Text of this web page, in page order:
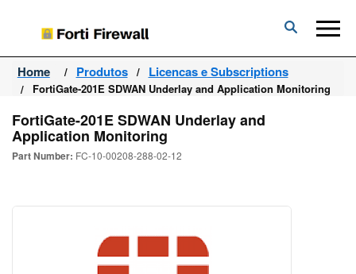
Forti
Firewall
Home Produtos Licencas e Subscriptions
FortiGate-201E SDWAN Underlay and Application Monitoring
FortiGate-201E SDWAN Underlay and
Application Monitoring
Part Number: FC-10-00208-288-02-12